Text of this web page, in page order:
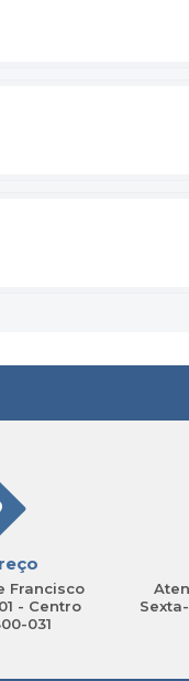
Francisco
- Centro
031